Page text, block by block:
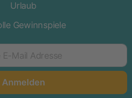
Urlaub
Gewinnspiele
E-Mail Adresse
Anmelden